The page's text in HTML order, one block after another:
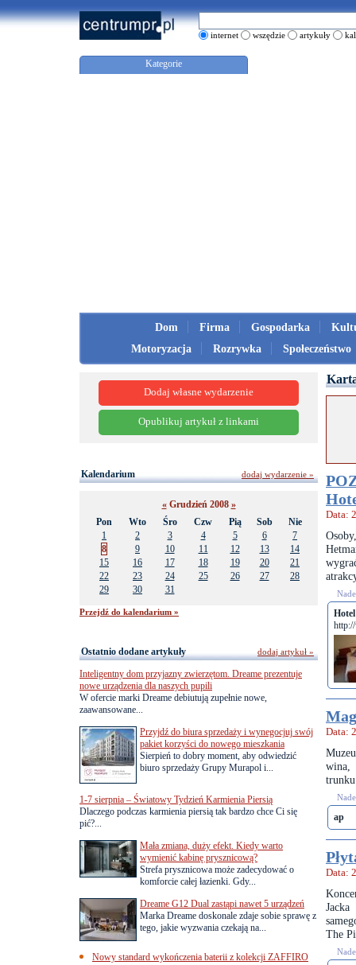
internet wszędzie artykuły
Kategorie
Dom Firma Gospodarka
Motoryzacja
Rozrywka Społeczeństwo
Data:
Data:
wina,
ap
Data:
Jacka
The
Dodaj własne wydarzenie
Opublikuj artykuł z linkami
Kalendarium
«Grudzień 2008 »
Pon
Wto Śro Czw Pią Sob
Nie
1
2 3 4 5 6
7
8
9 10 11 12 13
14
15
16 17 18 19 20
21
22
23 24 25 26 27
28
29
30 31
Przejdź do kalendarium »
dodaj wydarzenie »
Ostatnio dodane artykuły
Inteligentny dom przyjazny zwierzętom. Dreame prezentuje
nowe urządzenia dla naszych pupili
W ofercie marki Dreame debiutują zupełnie nowe,
zaawansowane...
Przyjdź do biura sprzedaży i wynegocjuj swój
pakiet korzyści do nowego mieszkania
Sierpień to dobry moment, aby odwiedzić
biuro sprzedaży Grupy Murapol i...
1-7 sierpnia – Światowy Tydzień Karmienia Piersią
Dlaczego podczas karmienia piersią tak bardzo chce Ci się
pić?...
Mała zmiana, duży efekt. Kiedy warto
wymienić kabinę prysznicową?
Strefa prysznicowa może zadecydować o
komforcie całej łazienki. Gdy...
Dreame G12 Dual zastąpi nawet 5 urządzeń
Marka Dreame doskonale zdaje sobie sprawę z
tego, jakie wyzwania czekają na...
Nowy standard wykończenia baterii z kolekcji ZAFFIRO
dodaj artykuł »